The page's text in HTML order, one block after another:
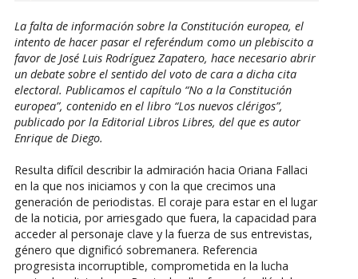
La falta de información sobre la Constitución europea, el
intento de hacer pasar el referéndum como un plebiscito a
favor de José Luis Rodríguez Zapatero, hace necesario abrir
un debate sobre el sentido del voto de cara a dicha cita
electoral. Publicamos el capítulo “No a la Constitución
europea”, contenido en el libro “Los nuevos clérigos”,
publicado por la Editorial Libros Libres, del que es autor
Enrique de Diego.
Resulta difícil describir la admiración hacia Oriana Fallaci
en la que nos iniciamos y con la que crecimos una
generación de periodistas. El coraje para estar en el lugar
de la noticia, por arriesgado que fuera, la capacidad para
acceder al personaje clave y la fuerza de sus entrevistas,
género que dignificó sobremanera. Referencia
progresista incorruptible, comprometida en la lucha